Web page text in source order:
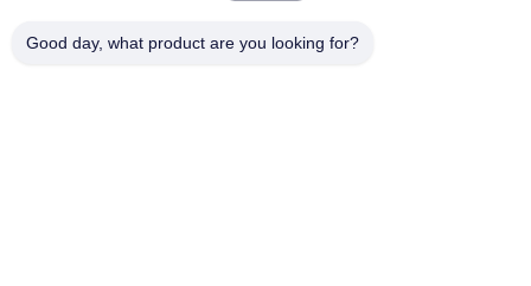
Good day, what product are you looking for?